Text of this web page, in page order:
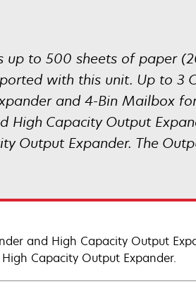
to 500 sheets of paper
with this unit. Up to 3
and 4-Bin Mailbox
High Capacity Output
Output Expander. The
and High Capacity Output
Capacity Output Expander.